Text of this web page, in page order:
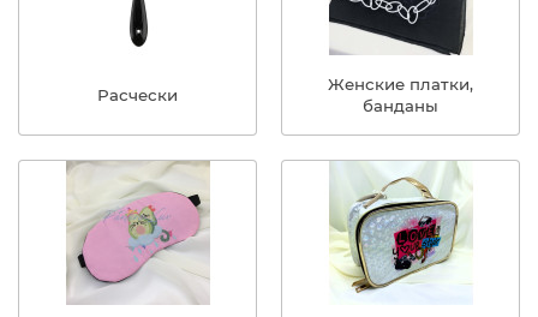
Расчески
Женские платки,
банданы